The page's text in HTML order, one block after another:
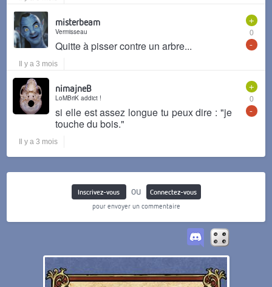
+
0
-
misterbeam
Vermisseau
Quitte à pisser contre un arbre...
Il y a 3 mois
+
0
-
nimajneB
LoMBriK addict !
si elle est assez longue tu peux dire : "je
touche du bois."
Il y a 3 mois
Inscrivez-vous ou
Connectez-vous
pour envoyer un commentaire